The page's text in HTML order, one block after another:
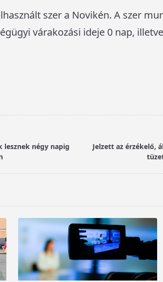
szer a Novikén. A szer
várakozási ideje 0 nap,
lesznek négy napig
Jelzett az érzékelő,